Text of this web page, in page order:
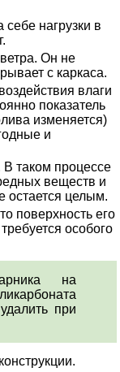
нагрузки в
Он не
с каркаса.
влаги
показатель
изменяется)
и
В таком процессе
веществ и
остается целым.
поверхность его
особого
на
при